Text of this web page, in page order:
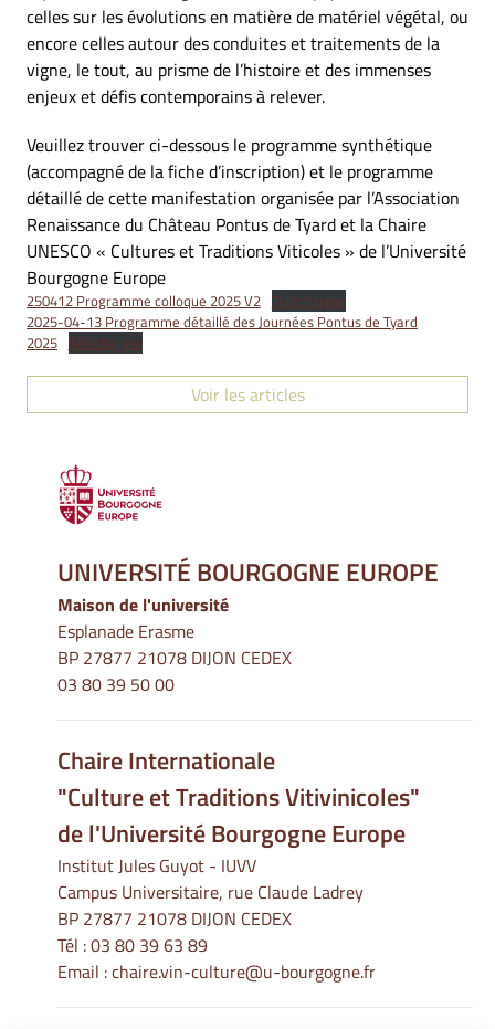
celles sur les évolutions en matière de matériel végétal, ou
encore celles autour des conduites et traitements de la
vigne, le tout, au prisme de l’histoire et des immenses
enjeux et défis contemporains à relever.
Veuillez trouver ci-dessous le programme synthétique
(accompagné de la fiche d’inscription) et le programme
détaillé de cette manifestation organisée par l’Association
Renaissance du Château Pontus de Tyard et la Chaire
UNESCO « Cultures et Traditions Viticoles » de l’Université
Bourgogne Europe
250412 Programme colloque 2025 V2 Télécharger
2025-04-13 Programme détaillé des Journées Pontus de Tyard
2025 Télécharger
Voir les articles
UNIVERSITÉ BOURGOGNE EUROPE
Maison de l'université
Esplanade Erasme
BP 27877 21078 DIJON CEDEX
03 80 39 50 00
Chaire Internationale
"Culture et Traditions Vitivinicoles"
de l'Université Bourgogne Europe
Institut Jules Guyot - IUVV
Campus Universitaire, rue Claude Ladrey
BP 27877 21078 DIJON CEDEX
Tél :03 80 39 63 89
Email :chaire.vin-culture@u-bourgogne.fr